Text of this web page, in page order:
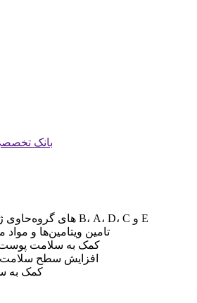
بانک
حاوی ژل رویال و ویتامین‌‎های گروه B، A، D، C و E
تامین ویتامین‌ها و مواد
کمک به سلامت پوست،
افزایش سطح سلامت
کمک به